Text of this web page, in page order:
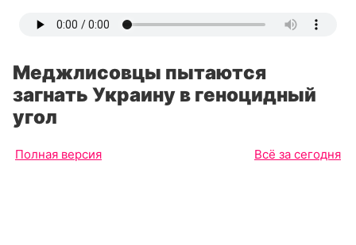
Меджлисовцы пытаются
загнать Украину в геноцидный
угол
Полная версия Всё за сегодня